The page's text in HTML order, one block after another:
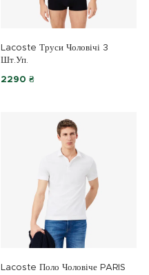
Lacoste Труси Чоловічі 3
Шт.уп.
2290 ₴
Lacoste Поло Чоловіче PARIS